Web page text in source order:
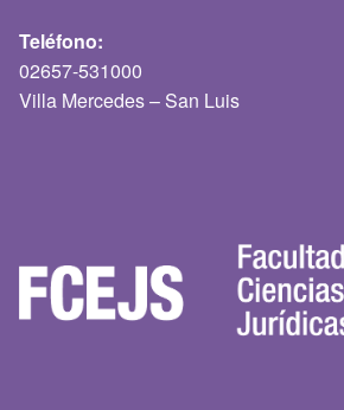
Teléfono:
02657-531000
Villa Mercedes – San Luis